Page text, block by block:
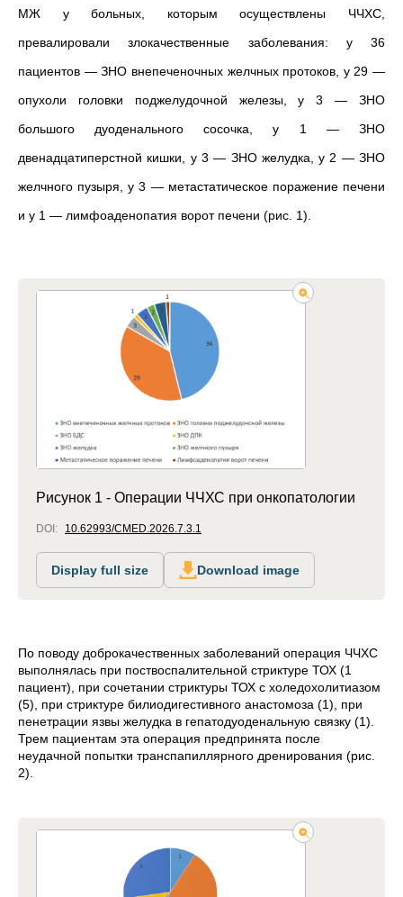
МЖ у больных, которым осуществлены ЧЧХС,
превалировали злокачественные заболевания: у 36
пациентов — ЗНО внепеченочных желчных протоков, у 29 —
опухоли головки поджелудочной железы, у 3 — ЗНО
большого дуоденального сосочка, у 1 — ЗНО
двенадцатиперстной кишки, у 3 — ЗНО желудка, у 2 — ЗНО
желчного пузыря, у 3 — метастатическое поражение печени
и у 1 — лимфоаденопатия ворот печени (рис. 1).
Рисунок 1 - Операции ЧЧХС при онкопатологии
DOI: 10.62993/CMED.2026.7.3.1
Display full size Download image
По поводу доброкачественных заболеваний операция ЧЧХС
выполнялась при поствоспалительной стриктуре ТОХ (1
пациент), при сочетании стриктуры ТОХ с холедохолитиазом
(5), при стриктуре билиодигестивного анастомоза (1), при
пенетрации язвы желудка в гепатодуоденальную связку (1).
Трем пациентам эта операция предпринята после
неудачной попытки транспапиллярного дренирования (рис.
2).